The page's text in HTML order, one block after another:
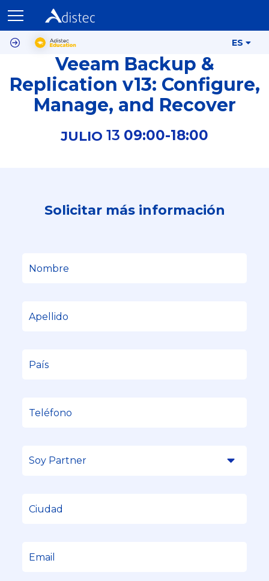
ES
Veeam Backup &
Replication v13: Configure,
Manage, and Recover
JULIO 13 09:00-18:00
Solicitar más información